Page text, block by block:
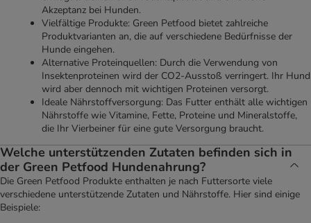
Akzeptanz bei Hunden.
Vielfältige Produkte: Green Petfood bietet zahlreiche
Produktvarianten an, die auf verschiedene Bedürfnisse der
Hunde eingehen.
Alternative Proteinquellen: Durch die Verwendung von
Insektenproteinen wird der CO2-Ausstoß verringert. Ihr Hund
wird aber dennoch mit wichtigen Proteinen versorgt.
Ideale Nährstoffversorgung: Das Futter enthält alle wichtigen
Nährstoffe wie Vitamine, Fette, Proteine und Mineralstoffe,
die Ihr Vierbeiner für eine gute Versorgung braucht.
Welche unterstützenden Zutaten befinden sich in
der Green Petfood Hundenahrung?
Die Green Petfood Produkte enthalten je nach Futtersorte viele
verschiedene unterstützende Zutaten und Nährstoffe. Hier sind einige
Beispiele: